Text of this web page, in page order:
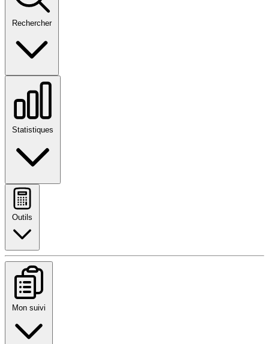
Rechercher
Statistiques
Outils
Mon suivi